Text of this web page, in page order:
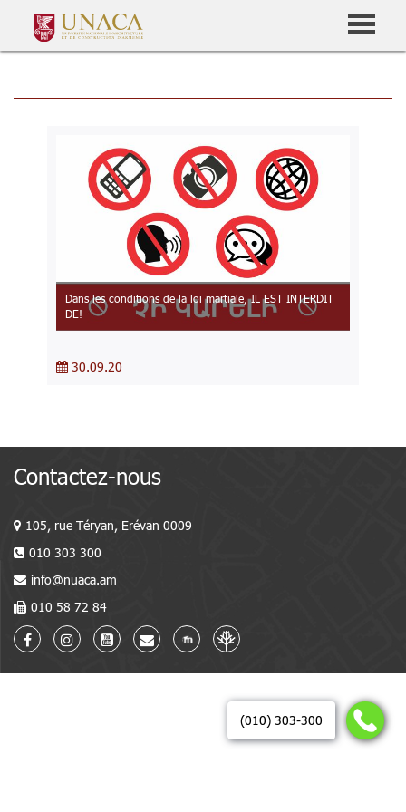
(010) 303-300
Dans les conditions de la loi martiale, IL EST INTERDIT
DE!
30.09.20
Contactez-nous
105, rue Téryan, Erévan 0009
010 303 300
info@nuaca.am
010 58 72 84